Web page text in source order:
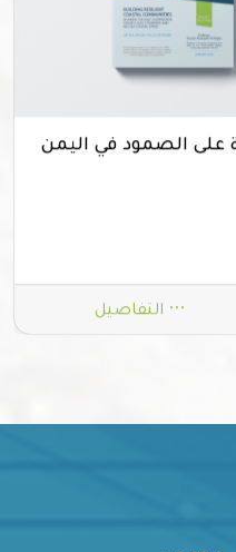
على الصمود في اليمن
التفاصيل